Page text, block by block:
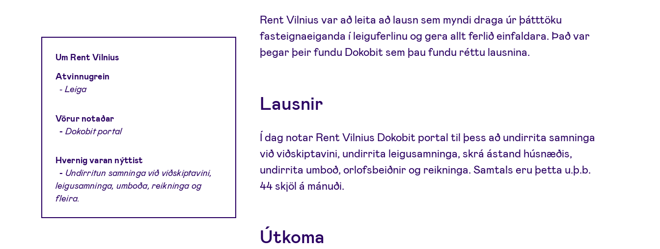
Um Rent Vilnius
Atvinnugrein
- Leiga
Vörur notaðar
- Dokobit portal
Hvernig varan nýttist
- Undirritun samninga við viðskiptavini,
leigusamninga, umboða, reikninga og
fleira.
Rent Vilnius var að leita að lausn sem myndi draga úr þátttöku
fasteignaeiganda í leiguferlinu og gera allt ferlið einfaldara. Það var
þegar þeir fundu Dokobit sem þau fundu réttu lausnina.
Lausnir
Í dag notar Rent Vilnius Dokobit portal til þess að undirrita samninga
við viðskiptavini, undirrita leigusamninga, skrá ástand húsnæðis,
undirrita umboð, orlofsbeiðnir og reikninga. Samtals eru þetta u.þ.b.
44 skjöl á mánuði.
Útkoma